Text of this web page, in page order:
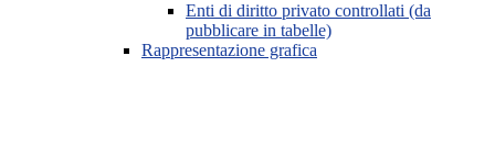
Enti di diritto privato controllati (da
pubblicare in tabelle)
Rappresentazione grafica